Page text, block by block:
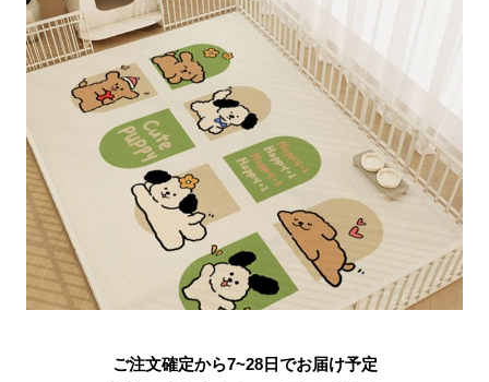
ご注文確定から7~28日でお届け予定